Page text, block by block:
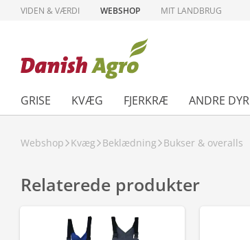
VIDEN & VÆRDI WEBSHOP MIT LANDBRUG
GRISE KVÆG FJERKRÆ ANDRE DYR
Webshop Kvæg Beklædning Bukser & overalls
Relaterede produkter